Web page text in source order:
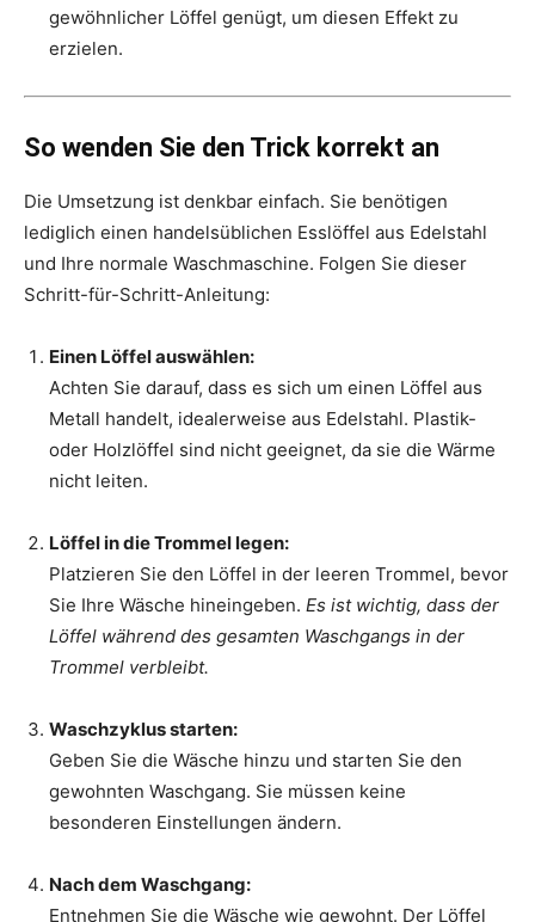
gewöhnlicher Löffel genügt, um diesen Effekt zu
erzielen.
So wenden Sie den Trick korrekt an
Die Umsetzung ist denkbar einfach. Sie benötigen
lediglich einen handelsüblichen Esslöffel aus Edelstahl
und Ihre normale Waschmaschine. Folgen Sie dieser
Schritt-für-Schritt-Anleitung:
Einen Löffel auswählen:
Achten Sie darauf, dass es sich um einen Löffel aus
Metall handelt, idealerweise aus Edelstahl. Plastik-
oder Holzlöffel sind nicht geeignet, da sie die Wärme
nicht leiten.
Löffel in die Trommel legen:
Platzieren Sie den Löffel in der leeren Trommel, bevor
Sie Ihre Wäsche hineingeben. Es ist wichtig, dass der
Löffel während des gesamten Waschgangs in der
Trommel verbleibt.
Waschzyklus starten:
Geben Sie die Wäsche hinzu und starten Sie den
gewohnten Waschgang. Sie müssen keine
besonderen Einstellungen ändern.
Nach dem Waschgang:
Entnehmen Sie die Wäsche wie gewohnt. Der Löffel